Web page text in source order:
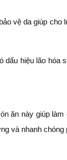
vệ da giúp cho
hiệu lão hóa
ăn này giúp
và nhanh